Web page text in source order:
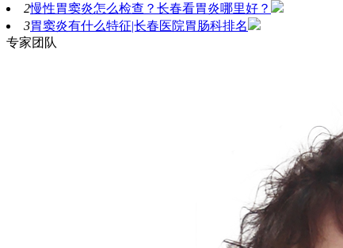
2慢性胃窦炎怎么检查？长春看胃炎哪里好？
3胃窦炎有什么特征|长春医院胃肠科排名
专家团队